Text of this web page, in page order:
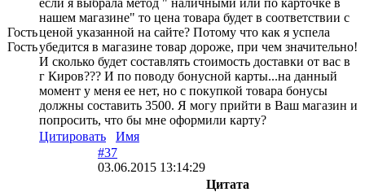
Гость
Гость
нашем магазине" то цена товара будет в соответствии с
ценой указанной на сайте? Потому что как я успела
убедится в магазине товар дороже, при чем значительно!
И сколько будет составлять стоимость доставки от вас в
г Киров??? И по поводу бонусной карты...на данный
момент у меня ее нет, но с покупкой товара бонусы
должны составить 3500. Я могу прийти в Ваш магазин и
попросить, что бы мне оформили карту?
Цитировать
Имя
#37
03.06.2015 13:14:29
Цитата